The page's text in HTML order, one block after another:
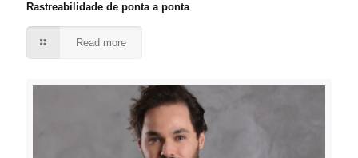
Rastreabilidade de ponta a ponta
Read more